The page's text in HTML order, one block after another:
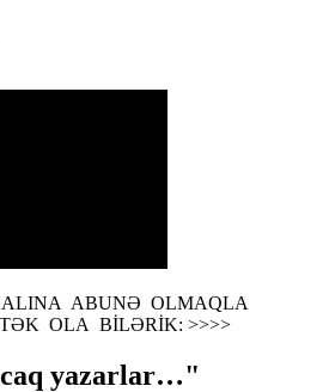
ABUNƏ OLMAQLA
OLA BİLƏRİK: >>>>
yazarlar…"